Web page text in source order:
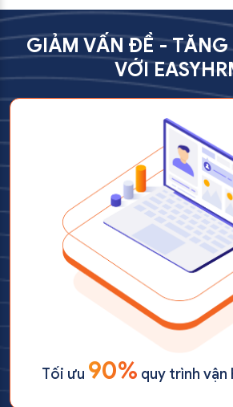
GIẢM VẤN ĐỀ - TĂNG
VỚI
Tối ưu 90% quy trình vận